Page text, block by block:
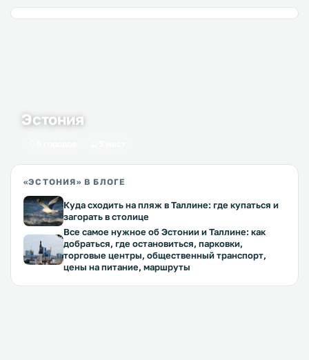
Эстония
«ЭСТОНИЯ» В БЛОГЕ
Куда сходить на пляж в Таллине: где купаться и
загорать в столице
Все самое нужное об Эстонии и Таллине: как
добраться, где остановиться, парковки,
торговые центры, общественный транспорт,
цены на питание, маршруты